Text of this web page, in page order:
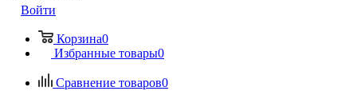
Войти
Корзина0
Избранные товары0
Сравнение товаров0